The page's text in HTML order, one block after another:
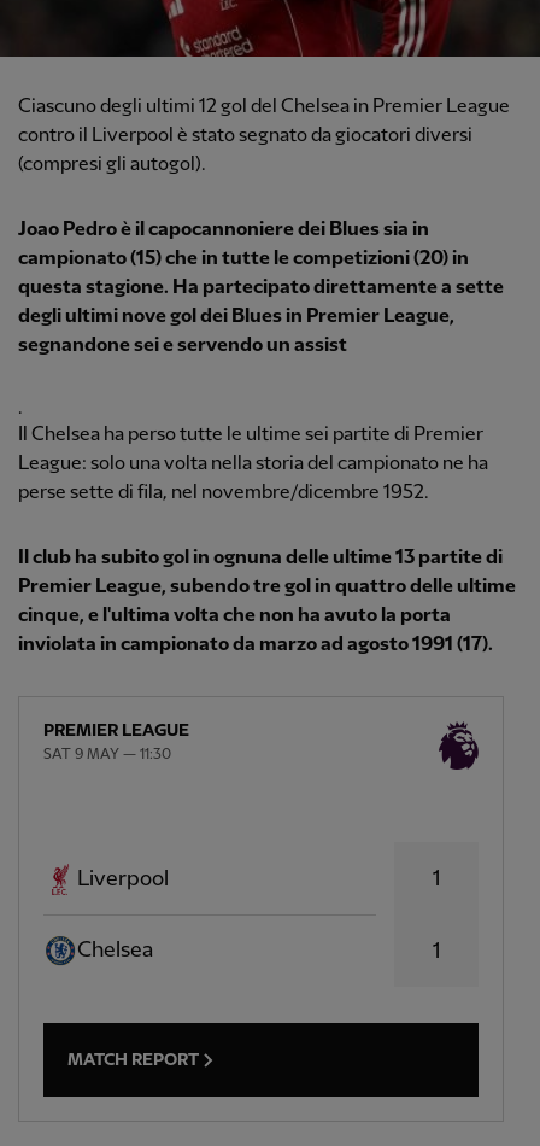
Ciascuno degli ultimi 12 gol del Chelsea in Premier League
contro il Liverpool è stato segnato da giocatori diversi
(compresi gli autogol).
Joao Pedro è il capocannoniere dei Blues sia in
campionato (15) che in tutte le competizioni (20) in
questa stagione. Ha partecipato direttamente a sette
degli ultimi nove gol dei Blues in Premier League,
segnandone sei e servendo un assist
.
Il Chelsea ha perso tutte le ultime sei partite di Premier
League: solo una volta nella storia del campionato ne ha
perse sette di fila, nel novembre/dicembre 1952.
Il club ha subito gol in ognuna delle ultime 13 partite di
Premier League, subendo tre gol in quattro delle ultime
cinque, e l'ultima volta che non ha avuto la porta
inviolata in campionato da marzo ad agosto 1991 (17).
PREMIER LEAGUE
SAT 9 MAY — 11:30
Liverpool
Chelsea
1
1
MATCH REPORT